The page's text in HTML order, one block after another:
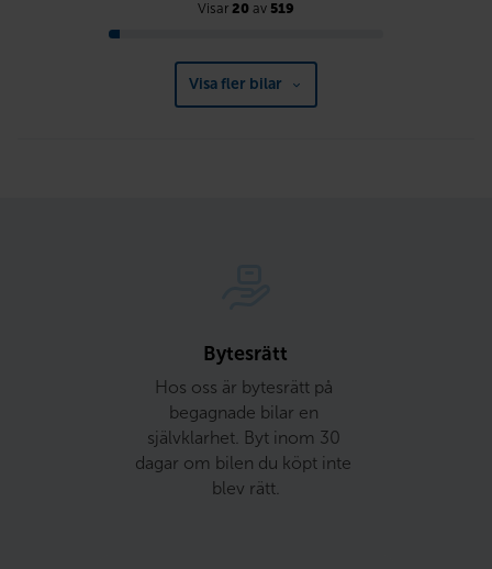
Visar 20 av 519
Visa fler bilar
Bytesrätt
Hos oss är bytesrätt på
begagnade bilar en
självklarhet. Byt inom 30
dagar om bilen du köpt inte
blev rätt.